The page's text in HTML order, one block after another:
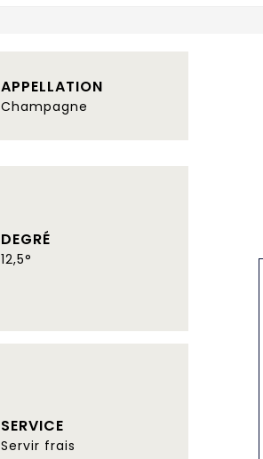
APPELLATION
Champagne
DEGRÉ
12,5°
SERVICE
Servir frais